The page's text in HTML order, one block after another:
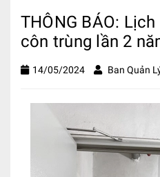
THÔNG BÁO:
côn trùng lần 2
14/05/2024 Ban Quản